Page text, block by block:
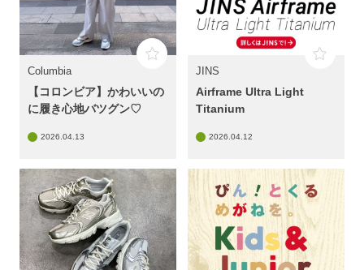
Columbia
【コロンビア】かわいいの
に履き心地バツグン♡
2026.04.13
JINS
Airframe Ultra Light
Titanium
2026.04.12